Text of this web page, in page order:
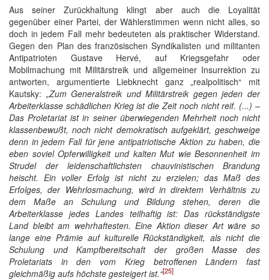
Aus seiner Zurückhaltung klingt aber auch die Loyalität
gegenüber einer Partei, der Wählerstimmen wenn nicht alles, so
doch in jedem Fall mehr bedeuteten als praktischer Widerstand.
Gegen den Plan des französischen Syndikalisten und militanten
Antipatrioten Gustave Hervé, auf Kriegsgefahr oder
Mobilmachung mit Militärstreik und allgemeiner Insurrektion zu
antworten, argumentierte Liebknecht ganz „realpolitisch“ mit
Kautsky: „Zum Generalstreik und Militärstreik gegen jeden der
Arbeiterklasse schädlichen Krieg ist die Zeit noch nicht reif. (...) –
Das Proletariat ist in seiner überwiegenden Mehrheit noch nicht
klassenbewußt, noch nicht demokratisch aufgeklärt, geschweige
denn in jedem Fall für jene antipatriotische Aktion zu haben, die
eben soviel Opferwilligkeit und kalten Mut wie Besonnenheit im
Strudel der leidenschaftlichsten chauvinistischen Brandung
heischt. Ein voller Erfolg ist nicht zu erzielen; das Maß des
Erfolges, der Wehrlosmachung, wird in direktem Verhältnis zu
dem Maße an Schulung und Bildung stehen, deren die
Arbeiterklasse jedes Landes teilhaftig ist: Das rückständigste
Land bleibt am wehrhaftesten. Eine Aktion dieser Art wäre so
lange eine Prämie auf kulturelle Rückständigkeit, als nicht die
Schulung und Kampfbereitschaft der großen Masse des
Proletariats in den vom Krieg betroffenen Ländern fast
gleichmäßig aufs höchste gesteigert ist.“[25]